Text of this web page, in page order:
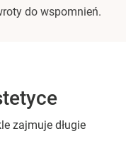
do wspomnień.
zajmuje długie